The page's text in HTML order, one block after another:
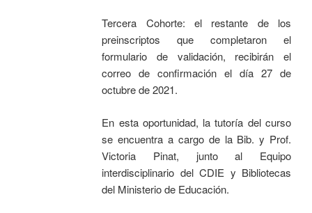
Tercera Cohorte: el restante de los
preinscriptos que completaron el
formulario de validación, recibirán el
correo de confirmación el día 27 de
octubre de 2021.
En esta oportunidad, la tutoría del curso
se encuentra a cargo de la Bib. y Prof.
Victoria Pinat, junto al Equipo
interdisciplinario del CDIE y Bibliotecas
del Ministerio de Educación.